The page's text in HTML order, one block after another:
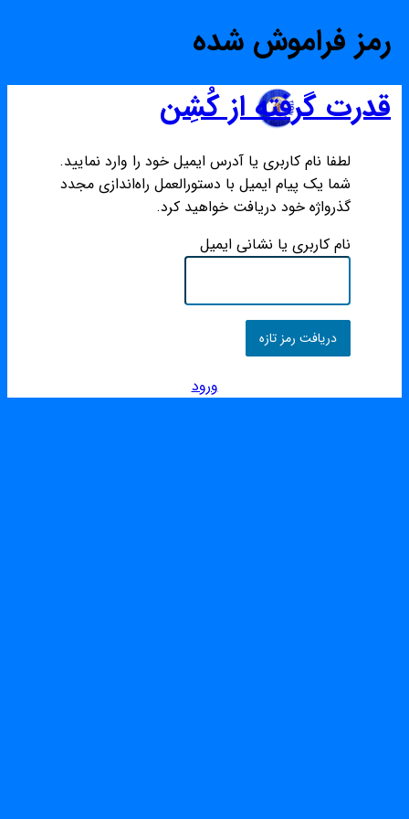
رمز فراموش شده
قدرت گرفته از کُشِن
لطفا نام کاربری یا آدرس ایمیل خود را وارد نمایید.
شما یک پیام ایمیل با دستورالعمل راه‌اندازی مجدد
گذرواژه خود دریافت خواهید کرد.
نام کاربری یا نشانی ایمیل
ورود